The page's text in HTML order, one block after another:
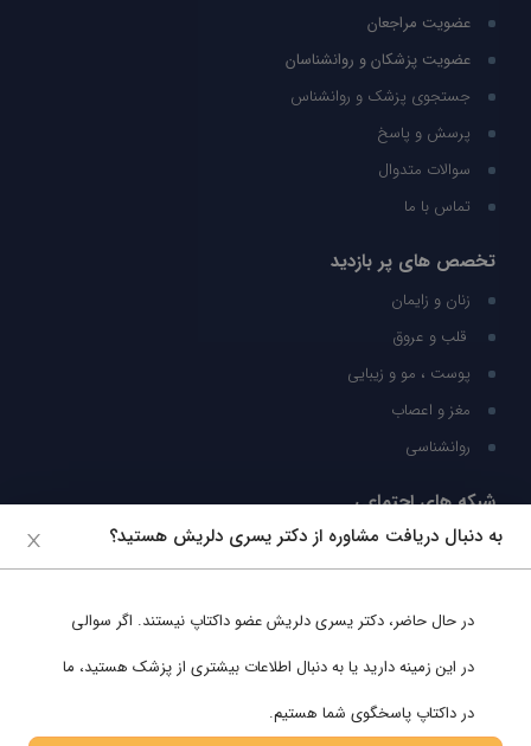
عضویت مراجعان
عضویت پزشکان و روانشناسان
جستجوی پزشک و روانشناس
پرسش و پاسخ
سوالات متدوال
تماس با ما
تخصص های پر بازدید
زنان و زایمان
قلب و عروق
پوست ، مو و زیبایی
مغز و اعصاب
روانشناسی
شبکه های اجتماعی
ما را در شبکه های اجتماعی دنبال کنید
به دنبال دریافت مشاوره از دکتر یسری دلریش هستید؟
در حال حاضر، دکتر یسری دلریشعضو داکتاپ نیستند. اگر سوالی
در این زمینه دارید یا به دنبال اطلاعات بیشتری از پزشک هستید، ما
در داکتاپ پاسخگوی شما هستیم.